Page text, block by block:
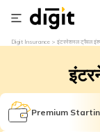
Digit Insurance इंटरनेशनल ट्रैवल
Premium